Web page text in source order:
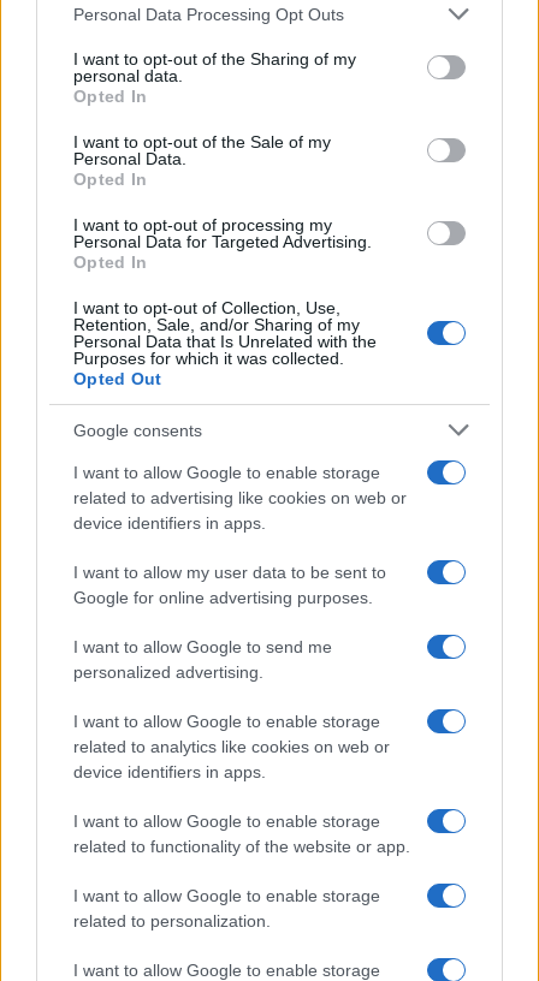
Please note that this website/app uses one or more Google
not limited to your visit or usage behaviour. You may click to
grant or deny consent to Google and its third-party tags to
use your data for below specified purposes in below Google
consent section.
Personal Data Processing Opt Outs
I want to opt-out of the Sharing of my
personal data.
Opted In
I want to opt-out of the Sale of my
Personal Data.
Opted In
I want to opt-out of processing my
Personal Data for Targeted Advertising.
Opted In
I want to opt-out of Collection, Use,
Retention, Sale, and/or Sharing of my
Personal Data that Is Unrelated with the
Purposes for which it was collected.
Opted Out
Google consents
I want to allow Google to enable storage
related to advertising like cookies on web or
device identifiers in apps.
I want to allow my user data to be sent to
Google for online advertising purposes.
I want to allow Google to send me
personalized advertising.
I want to allow Google to enable storage
related to analytics like cookies on web or
device identifiers in apps.
I want to allow Google to enable storage
related to functionality of the website or app.
I want to allow Google to enable storage
related to personalization.
I want to allow Google to enable storage